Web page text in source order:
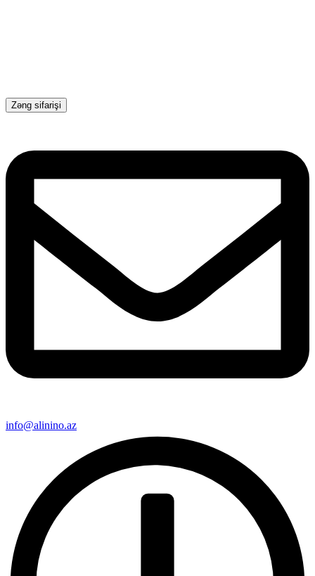
Zəng sifarişi
info@alinino.az